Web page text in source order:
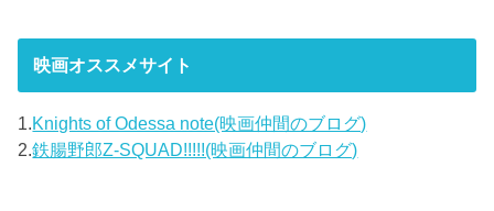
映画オススメサイト
1.Knights of Odessa note(映画仲間のブログ)
2.鉄腸野郎Z-SQUAD!!!!!(映画仲間のブログ)